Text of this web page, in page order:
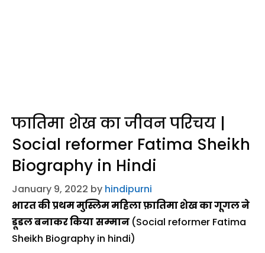
फातिमा शेख का जीवन परिचय |
Social reformer Fatima Sheikh
Biography in Hindi
January 9, 2022 by hindipurni
भारत की प्रथम मुस्लिम महिला फ़ातिमा शेख कागूगल ने
डूडल बनाकर कियासम्मान (Social reformer Fatima
Sheikh Biography in hindi)